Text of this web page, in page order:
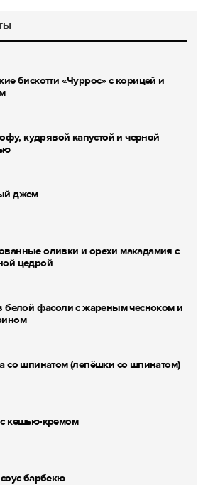
бискотти «Чуррос» с корицей и
кудрявой капустой и черной
джем
оливки и орехи макадамия с
цедрой
белой фасоли с жареным чесноком и
со шпинатом (лепёшки со шпинатом)
кешью-кремом
барбекю